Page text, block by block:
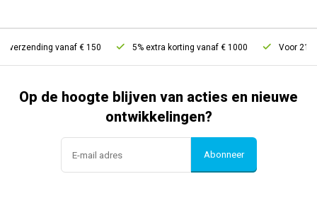
verzending vanaf € 150 5% extra korting vanaf € 1000 Voor 21u
Op de hoogte blijven van acties en nieuwe
ontwikkelingen?
Abonneer